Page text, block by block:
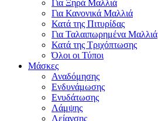
Για Ξηρά Μαλλιά
Για Κανονικά Μαλλιά
Κατά της Πιτυρίδας
Για Ταλαιπωρημένα Μαλλιά
Κατά της Τριχόπτωσης
Όλοι οι Τύποι
Μάσκες
Αναδόμησης
Ενδυνάμωσης
Ενυδάτωσης
Λάμψης
Λείανσης